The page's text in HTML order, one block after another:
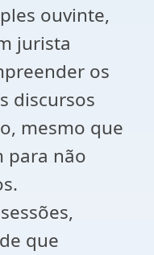
ouvinte,
jurista
os
discursos
mesmo que
para não
que